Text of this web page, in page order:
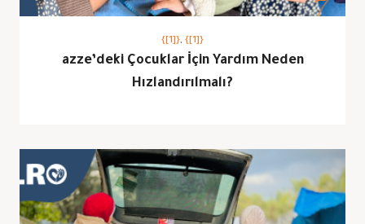
{[1]}, {[1]}
azze’deki Çocuklar İçin Yardım Neden
Hızlandırılmalı?